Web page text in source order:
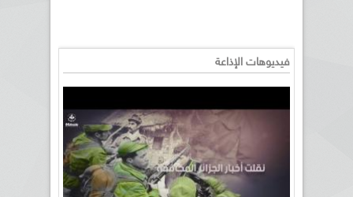
فيديوهات الإذاعة